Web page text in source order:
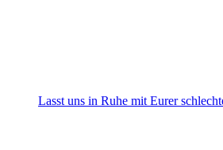
Lasst uns in Ruhe mit Eurer